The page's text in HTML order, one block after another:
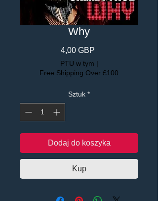
Why
4,00 GBP
PTU w tym |
Free Shipping Over £100
Sztuk *
Dodaj do koszyka
Kup